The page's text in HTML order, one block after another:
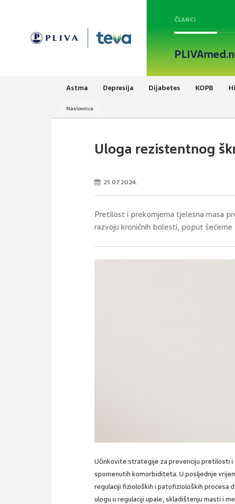
ČLANCI
Astma Depresija Dijabetes KOPB
Naslovnica
Uloga rezistentnog
21.07.2024.
Pretilost i prekomjerna tjelesna masa
razvoju kroničnih bolesti, poput
Učinkovite strategije za prevenciju pretilosti i
spomenutih komorbiditeta. U posljednje
regulaciji fizioloških i patofizioloških procesa
ulogu u regulaciji upale, skladištenju masti i